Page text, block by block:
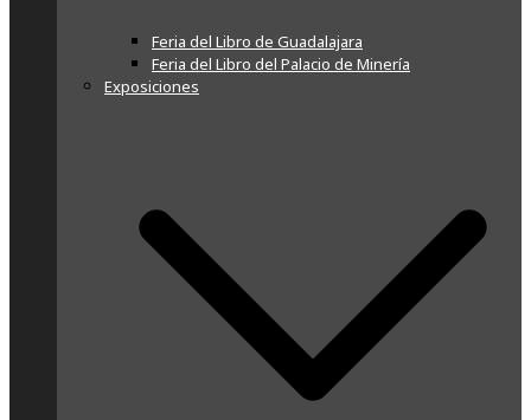
Feria del Libro de Guadalajara
Feria del Libro del Palacio de Minería
Exposiciones